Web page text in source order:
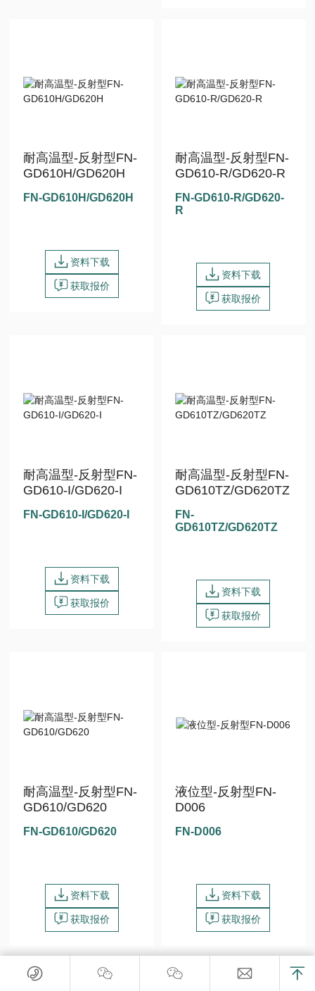
耐高温型-反射型FN-
GD610H/GD620H
FN-GD610H/GD620H
资料下载
获取报价
耐高温型-反射型FN-
GD610-R/GD620-R
FN-GD610-R/GD620-
R
资料下载
获取报价
耐高温型-反射型FN-
GD610-I/GD620-I
FN-GD610-I/GD620-I
资料下载
获取报价
耐高温型-反射型FN-
GD610TZ/GD620TZ
FN-
GD610TZ/GD620TZ
资料下载
获取报价
耐高温型-反射型FN-
GD610/GD620
FN-GD610/GD620
资料下载
获取报价
液位型-反射型FN-
D006
FN-D006
资料下载
获取报价